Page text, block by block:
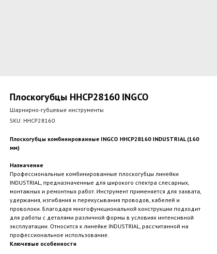
Плоскогубцы HHCP28160 INGCO
Шарнирно-губцевые инструменты
SKU: HHCP28160
Плоскогубцы комбинированные INGCO HHCP28160 INDUSTRIAL (160
мм)
Назначение
Профессиональные комбинированные плоскогубцы линейки
INDUSTRIAL, предназначенные для широкого спектра слесарных,
монтажных и ремонтных работ. Инструмент применяется для захвата,
удержания, изгибания и перекусывания проводов, кабелей и
проволоки. Благодаря многофункциональной конструкции подходит
для работы с деталями различной формы в условиях интенсивной
эксплуатации. Относится к линейке INDUSTRIAL, рассчитанной на
профессиональное использование.
Ключевые особенности